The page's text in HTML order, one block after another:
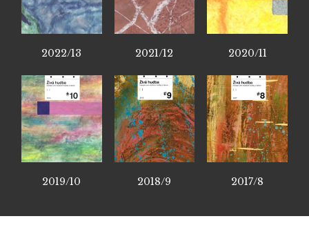
2022/13 2021/12 2020/11
2019/10 2018/9 2017/8